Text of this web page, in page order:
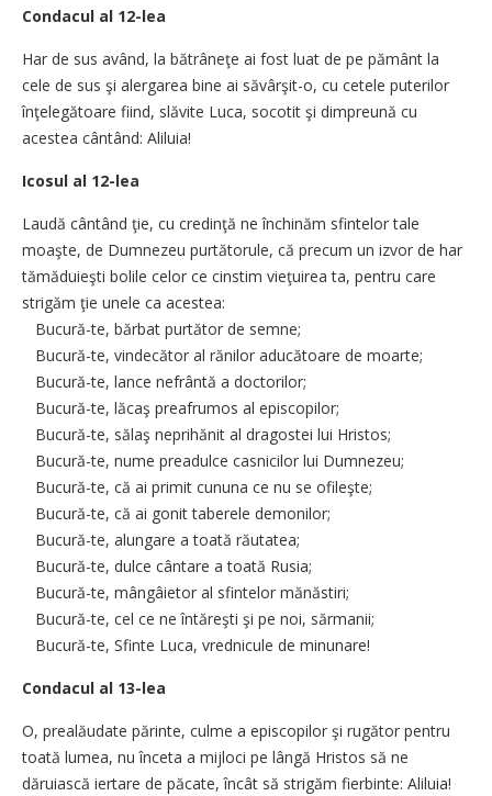
Condacul al 12-lea
Har de sus având, la bătrâneţe ai fost luat de pe pământ la
cele de sus şi alergarea bine ai săvârşit-o, cu cetele puterilor
înţelegătoare fiind, slăvite Luca, socotit şi dimpreună cu
acestea cântând: Aliluia!
Icosul al 12-lea
Laudă cântând ţie, cu credinţă ne închinăm sfintelor tale
moaşte, de Dumnezeu purtătorule, că precum un izvor de har
tămăduieşti bolile celor ce cinstim vieţuirea ta, pentru care
strigăm ţie unele ca acestea:
Bucură-te, bărbat purtător de semne;
Bucură-te, vindecător al rănilor aducătoare de moarte;
Bucură-te, lance nefrântă a doctorilor;
Bucură-te, lăcaş preafrumos al episcopilor;
Bucură-te, sălaş neprihănit al dragostei lui Hristos;
Bucură-te, nume preadulce casnicilor lui Dumnezeu;
Bucură-te, că ai primit cununa ce nu se ofileşte;
Bucură-te, că ai gonit taberele demonilor;
Bucură-te, alungare a toată răutatea;
Bucură-te, dulce cântare a toată Rusia;
Bucură-te, mângâietor al sfintelor mănăstiri;
Bucură-te, cel ce ne întăreşti şi pe noi, sărmanii;
Bucură-te, Sfinte Luca, vrednicule de minunare!
Condacul al 13-lea
O, prealăudate părinte, culme a episcopilor şi rugător pentru
toată lumea, nu înceta a mijloci pe lângă Hristos să ne
dăruiască iertare de păcate, încât să strigăm fierbinte: Aliluia!